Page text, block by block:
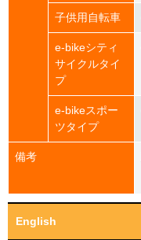
子供用自転車
e-bikeシティ
サイクルタイ
プ
e-bikeスポー
ツタイプ
備考
English